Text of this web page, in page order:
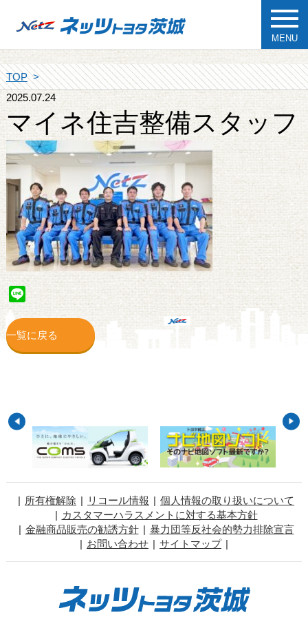
MENU
TOP
2025.07.24
マイネ住吉整備スタッフ
Line
一覧に戻る
所有権解除 リコール情報
個人情報の取り扱いについて
カスタマーハラスメントに対する基本方針
金融商品販売の勧誘方針
暴力団等反社会的勢力排除宣言
お問い合わせ
サイトマップ